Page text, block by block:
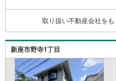
～19:00 この時間はお
5.お子様連れでおこしく
オムツ替えベッド、ア
ります。ご見学ご希望
る（無料）をボタンから
取り扱い不動産会社を
新座市野寺1丁目